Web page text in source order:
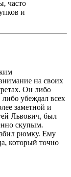
часто
и
на своих
Он либо
убеждал всех
заметной и
Львович, был
скупым.
рюмку. Ему
который точно